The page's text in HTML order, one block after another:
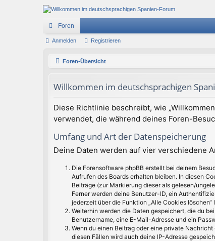
Foren
Anmelden Registrieren
Foren-Übersicht
Willkommen im deutschsprachigen
Diese Richtlinie beschreibt, wie
verwendet, die während deines Foren-
Umfang und Art der Datenspeicherung
Deine Daten werden auf vier verschiedene
Die Forensoftware phpBB erstellt bei deinem
Aufrufen des Boards erhalten bleiben. In diesen
Beiträge (zur Markierung dieser als gelesen/
Ferner werden deine Benutzer-ID, ein
jederzeit über die Funktion „Alle Cookies löschen“
Weiterhin werden die Daten gespeichert, die du
Benutzername, eine E-Mail-Adresse und ein
Wenn du einen Beitrag oder eine private
diesen Fällen wird auch deine IP-Adresse